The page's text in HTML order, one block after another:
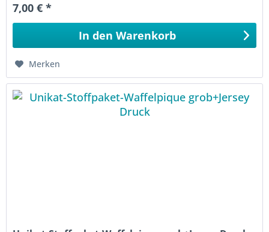
7,00 € *
In den Warenkorb
Merken